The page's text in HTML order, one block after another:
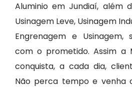
Aluminio em Jundiaí, além
Usinagem Leve, Usinagem
Engrenagem e Usinagem,
com o prometido. Assim a
conquista, a cada dia,
Não perca tempo e venha